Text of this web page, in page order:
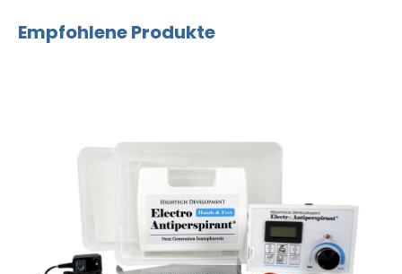
Empfohlene Produkte